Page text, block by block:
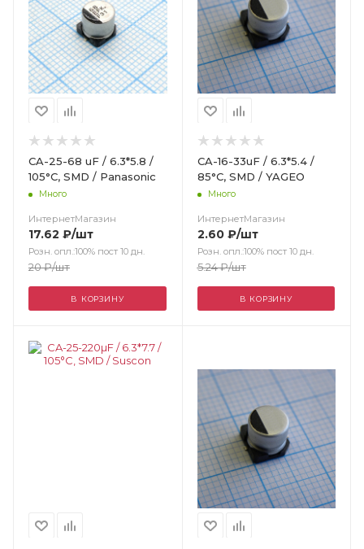
CA-25-68 uF / 6.3*5.8 /
105°C, SMD / Panasonic
Много
ИнтернетМагазин
17.62 ₽/шт
Розн. опл.:100% пост 10 дн.
20₽/шт
В КОРЗИНУ
CA-16-33uF / 6.3*5.4 /
85°C, SMD / YAGEO
Много
ИнтернетМагазин
2.60₽/шт
Розн. опл.:100% пост 10 дн.
5.24₽/шт
В КОРЗИНУ
Цвет